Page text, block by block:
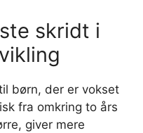
skridt i
børn, der er vokset
fra omkring to års
giver mere